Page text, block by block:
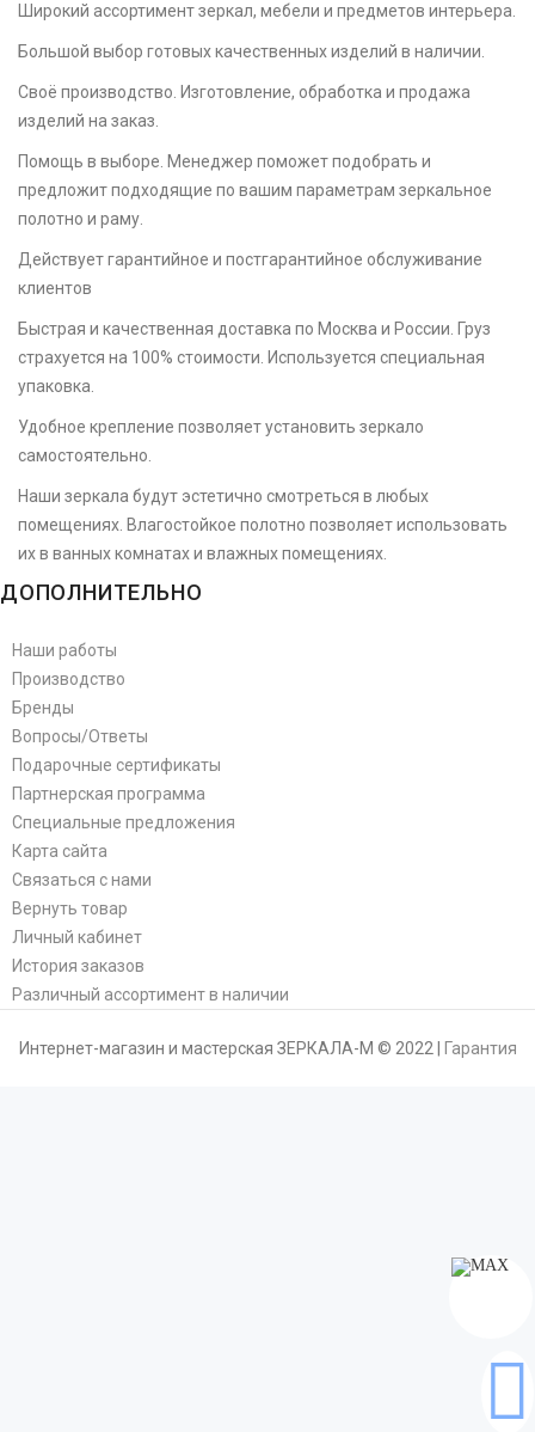
Широкий ассортимент зеркал, мебели и предметов интерьера.
Большой выбор готовых качественных изделий в наличии.
Своё производство. Изготовление, обработка и продажа
изделий на заказ.
Помощь в выборе. Менеджер поможет подобрать и
предложит подходящие по вашим параметрам зеркальное
полотно и раму.
Действует гарантийное и постгарантийное обслуживание
клиентов
Быстрая и качественная доставка по Москва и России. Груз
страхуется на 100% стоимости. Используется специальная
упаковка.
Удобное крепление позволяет установить зеркало
самостоятельно.
Наши зеркала будут эстетично смотреться в любых
помещениях. Влагостойкое полотно позволяет использовать
их в ванных комнатах и влажных помещениях.
ДОПОЛНИТЕЛЬНО
Наши работы
Производство
Бренды
Вопросы/Ответы
Подарочные сертификаты
Партнерская программа
Специальные предложения
Карта сайта
Связаться с нами
Вернуть товар
Личный кабинет
История заказов
Различный ассортимент в наличии
Интернет-магазин и мастерская ЗЕРКАЛА-М © 2022 | Гарантия